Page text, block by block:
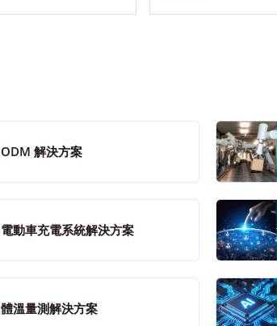
ODM 解決方案
電動車充電系統解決方案
體溫量測解決方案